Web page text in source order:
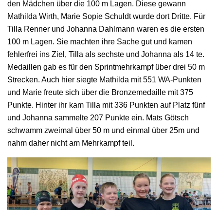
den Mädchen über die 100 m Lagen. Diese gewann
Mathilda Wirth, Marie Sopie Schuldt wurde dort Dritte. Für
Tilla Renner und Johanna Dahlmann waren es die ersten
100 m Lagen. Sie machten ihre Sache gut und kamen
fehlerfrei ins Ziel, Tilla als sechste und Johanna als 14 te.
Medaillen gab es für den Sprintmehrkampf über drei 50 m
Strecken. Auch hier siegte Mathilda mit 551 WA-Punkten
und Marie freute sich über die Bronzemedaille mit 375
Punkte. Hinter ihr kam Tilla mit 336 Punkten auf Platz fünf
und Johanna sammelte 207 Punkte ein. Mats Götsch
schwamm zweimal über 50 m und einmal über 25m und
nahm daher nicht am Mehrkampf teil.